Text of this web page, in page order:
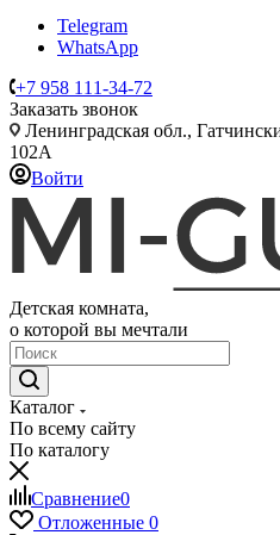
Telegram
WhatsApp
+7 958 111-34-72
Заказать звонок
Ленинградская обл.,
102А
Войти
Детская комната,
о которой вы мечтали
Каталог
По всему сайту
По каталогу
Сравнение0
Отложенные 0